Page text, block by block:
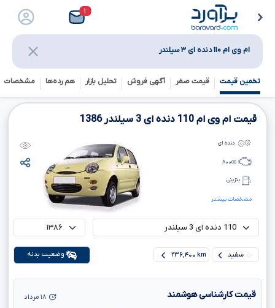
۱
ام وی ام ۱۱۰ دنده ای ۳ سیلندر
تخمین قیمت قیمت صفر آگهی فروش تحلیل بازار هم رده‌ها‌ مشخصات
قیمت ام وی ام 110 دنده ای 3 سیلندر1386
مشخصات بیشتر
دنده ای
۸۰۰cc
بنزینی
سفید ۲۳۶,۴۰۰ km وضعیت بدنه
قیمت کارشناسی هوشمند ۱۸ مرداد